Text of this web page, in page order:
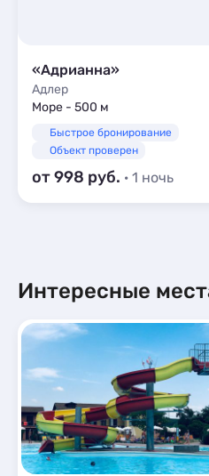
«Адрианна»
Адлер
Море - 500 м
Быстрое бронирование
Объект проверен
от 998 · 1 ночь
Интересные